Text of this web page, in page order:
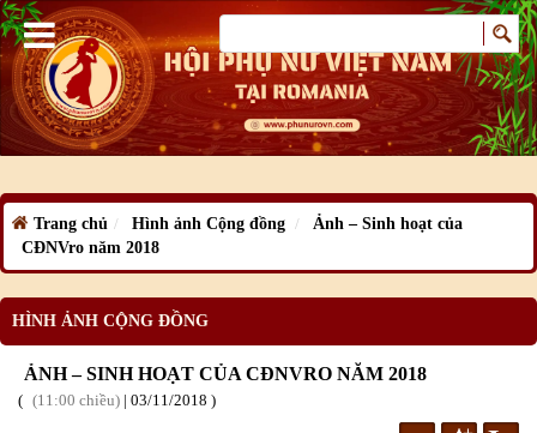
Trang chủ Hình ảnh Cộng đồng
Ảnh – Sinh hoạt của
CĐNVro năm 2018
HÌNH ẢNH CỘNG ĐỒNG
ẢNH – SINH HOẠT CỦA CĐNVRO NĂM 2018
11:00 chiều | 03/11 /2018